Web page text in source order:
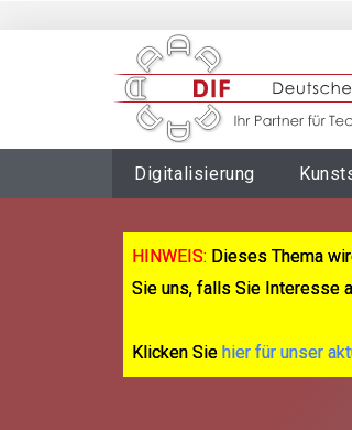
Digitalisierung
HINWEIS: Dieses Thema
Sie uns, falls Sie Interesse
Klicken Sie hier für unser